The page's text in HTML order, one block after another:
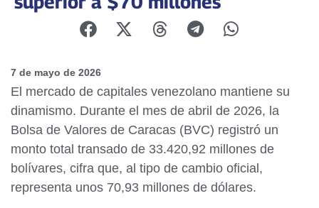
7 de mayo de 2026
El mercado de capitales venezolano mantiene su
dinamismo. Durante el mes de abril de 2026, la
Bolsa de Valores de Caracas (BVC) registró un
monto total transado de 33.420,92 millones de
bolívares, cifra que, al tipo de cambio oficial,
representa unos 70,93 millones de dólares.